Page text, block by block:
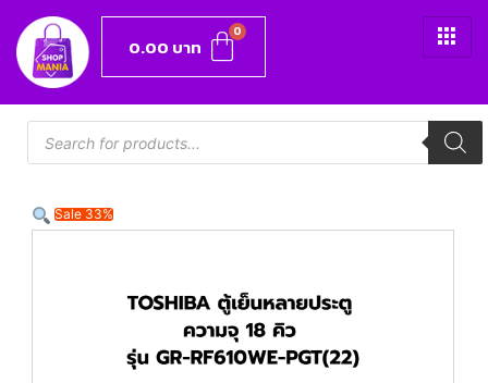
0.00 บาท
Sale 33%